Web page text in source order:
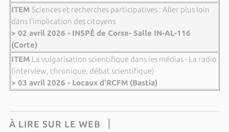
ITEM Sciences et recherches participatives : Aller plus loin
dans l’implication des citoyens
> 02 avril 2026 - INSPÉ de Corse- Salle IN-AL-116
(Corte)
ITEM La vulgarisation scientifique dans les médias - La radio
(interview, chronique, débat scientifique)
> 03 avril 2026 - Locaux d'RCFM (Bastia)
À LIRE SUR LE WEB